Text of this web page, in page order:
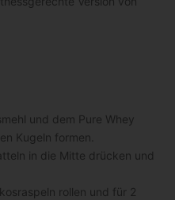
und dem Pure Whey
Kugeln formen.
in die Mitte drücken und
rollen und für 2